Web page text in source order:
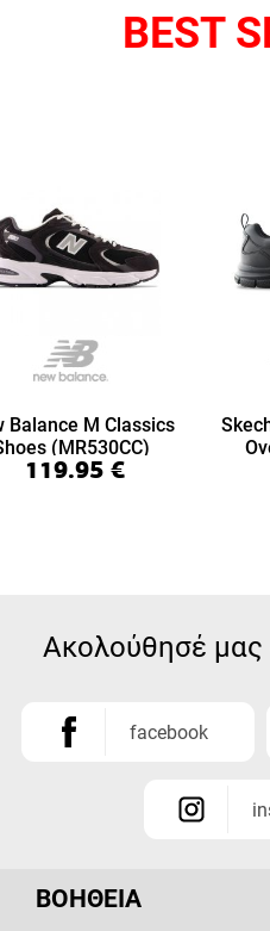
BEST
Balance M Classics
(MR530CC)
119.95 €
Ακολούθησέ
facebook
ΒΟΗΘΕΙΑ